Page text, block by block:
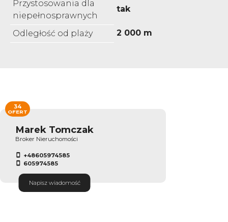
Przystosowania dla
niepełnosprawnych
tak
Odległość od plaży 2 000 m
Marek Tomczak
Broker Nieruchomości
+48605974585
605974585
Napisz wiadomość
34
OFERT